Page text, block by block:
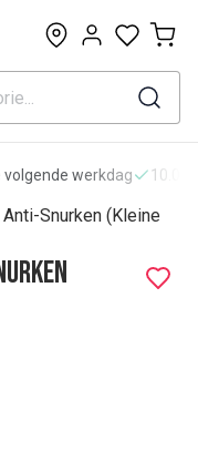
0
werkdag
Snurken (Kleine